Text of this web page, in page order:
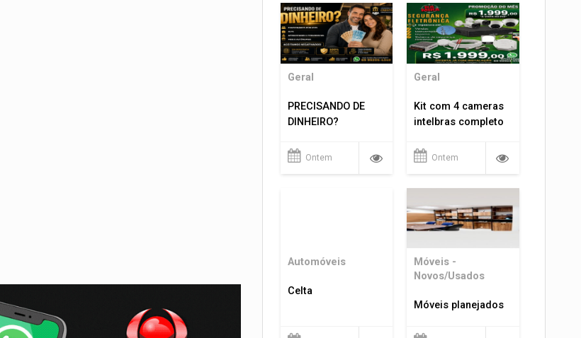
Geral
PRECISANDO DE
DINHEIRO?
Ontem
Geral
Kit com 4 cameras
intelbras completo
Ontem
Automóveis
Celta
Móveis -
Novos/Usados
Móveis planejados